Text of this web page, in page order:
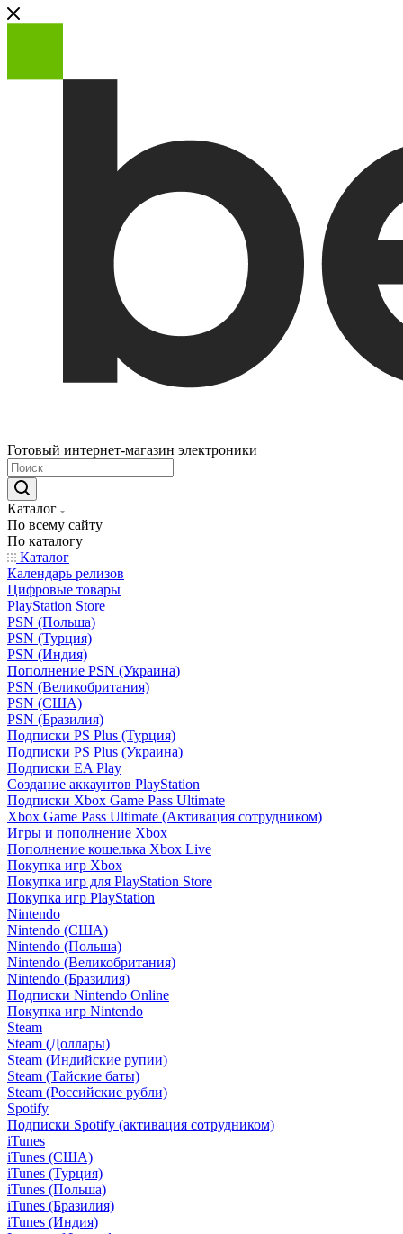
Готовый интернет-магазин электроники
Каталог
По всему сайту
По каталогу
Каталог
Календарь релизов
Цифровые товары
PlayStation Store
PSN (Польша)
PSN (Турция)
PSN (Индия)
Пополнение PSN (Украина)
PSN (Великобритания)
PSN (США)
PSN (Бразилия)
Подписки PS Plus (Турция)
Подписки PS Plus (Украина)
Подписки EA Play
Создание аккаунтов PlayStation
Подписки Xbox Game Pass Ultimate
Xbox Game Pass Ultimate (Активация сотрудником)
Игры и пополнение Xbox
Пополнение кошелька Xbox Live
Покупка игр Xbox
Покупка игр для PlayStation Store
Покупка игр PlayStation
Nintendo
Nintendo (США)
Nintendo (Польша)
Nintendo (Великобритания)
Nintendo (Бразилия)
Подписки Nintendo Online
Покупка игр Nintendo
Steam
Steam (Доллары)
Steam (Индийские рупии)
Steam (Тайские баты)
Steam (Российские рубли)
Spotify
Подписки Spotify (активация сотрудником)
iTunes
iTunes (США)
iTunes (Турция)
iTunes (Польша)
iTunes (Бразилия)
iTunes (Индия)